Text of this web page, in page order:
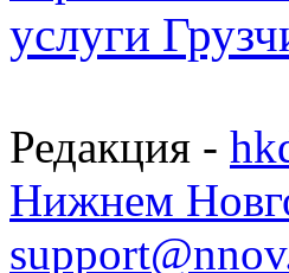
услуги
Редакция -
Нижнем